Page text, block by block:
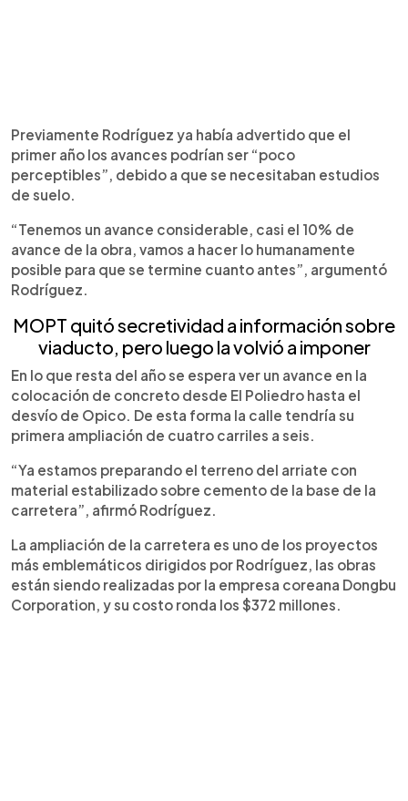
Previamente Rodríguez ya había advertido que el
primer año los avances podrían ser “poco
perceptibles”, debido a que se necesitaban estudios
de suelo.
“Tenemos un avance considerable, casi el 10% de
avance de la obra, vamos a hacer lo humanamente
posible para que se termine cuanto antes”, argumentó
Rodríguez.
MOPT quitó secretividad a información sobre
viaducto, pero luego la volvió a imponer
En lo que resta del año se espera ver un avance en la
colocación de concreto desde El Poliedro hasta el
desvío de Opico. De esta forma la calle tendría su
primera ampliación de cuatro carriles a seis.
“Ya estamos preparando el terreno del arriate con
material estabilizado sobre cemento de la base de la
carretera”, afirmó Rodríguez.
La ampliación de la carretera es uno de los proyectos
más emblemáticos dirigidos por Rodríguez, las obras
están siendo realizadas por la empresa coreana Dongbu
Corporation, y su costo ronda los $372 millones.